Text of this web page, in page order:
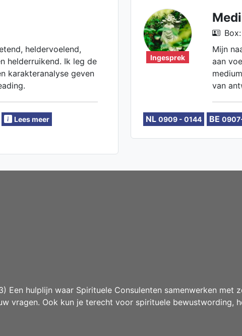
heldervoelend,
helderruikend. Ik leg de
karakteranalyse geven
Lees meer
Ingesprek
Mijn
aan
van
eigen
NL 0909 - 0144 BE
Een hulplijn waar Spirituele Consulenten samenwerken met
vragen. Ook kun je terecht voor spirituele bewustwording,